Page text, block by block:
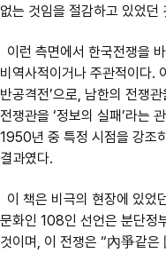
없는 것임을 절감하고 있었던
이런 측면에서 한국전쟁을
비역사적이거나 주관적이다.
반공격전’으로, 남한의 전쟁
전쟁관을 ‘정보의 실패’라는
1950년 중 특정 시점을 강조
결과였다.
이 책은 비극의 현장에 있었
문화인 108인 선언은 분단정
것이며, 이 전쟁은 “內爭같